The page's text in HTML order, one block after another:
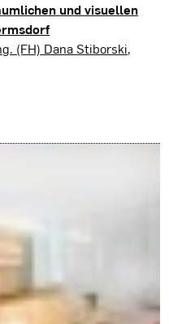
und visuellen
(FH) Dana Stiborski,